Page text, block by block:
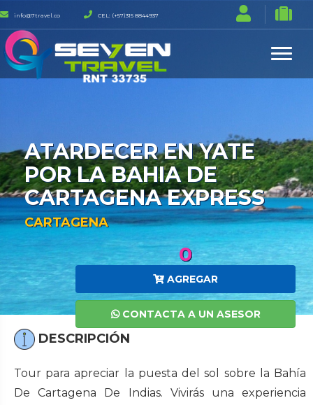
info@7travel.co CEL: (+57)315 8844937
ATARDECER EN YATE
POR LA BAHIA DE
CARTAGENA EXPRESS
CARTAGENA
0
AGREGAR
CONTACTA A UN ASESOR
DESCRIPCIÓN
Tour para apreciar la puesta del sol sobre la Bahía
De Cartagena De Indias. Vivirás una experiencia